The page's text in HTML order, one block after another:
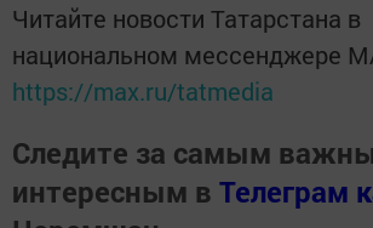
Читайте новости Татарстана в
национальном мессенджере
https://max.ru/tatmedia
Следите за самым
интересным в Телеграм